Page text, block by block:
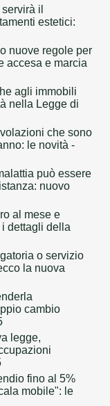
il
estetici:
nuove regole per
accesa e marcia
agli immobili
nella Legge di
che sono
le novità -
può essere
nuovo
al mese e
dettagli della
o servizio
la nuova
cambio
legge,
fino al 5%
mobile": le